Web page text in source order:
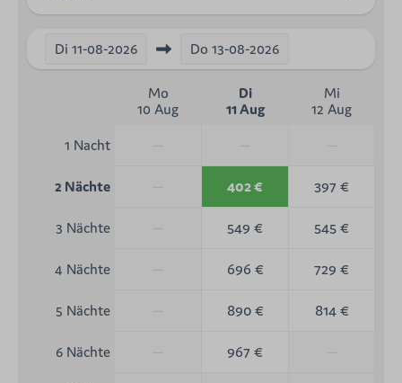
Di 11-08-2026 Do 13-08-2026
Mo
10 Aug
Di
11 Aug
Mi
12 Aug
1 Nacht
2 Nächte 402 € 397 €
3 Nächte 549 € 545 €
4 Nächte 696 € 729 €
5 Nächte 890 € 814 €
6 Nächte 967 €